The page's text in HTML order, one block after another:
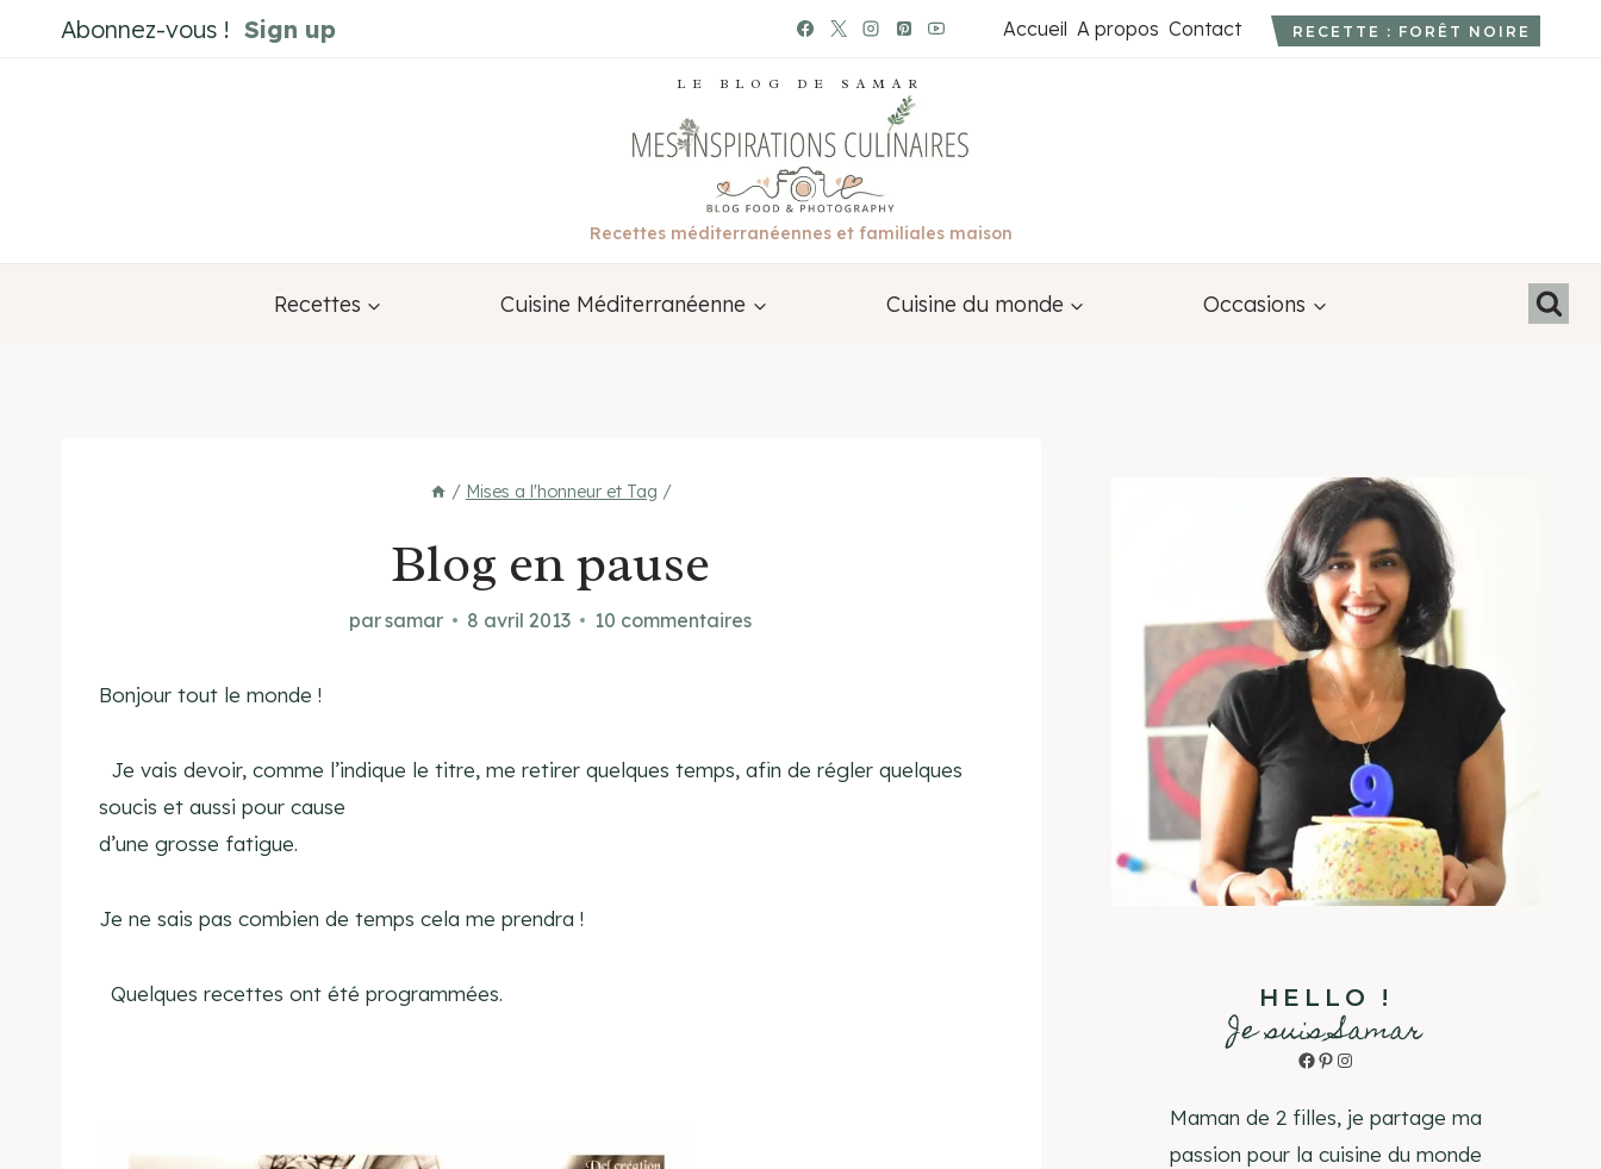
au
Abonnez-vous ! Sign up Accueil A propos Contact RECETTE : FORÊT NOIRE
LE BLOG DE SAMAR
Recettes méditerranéennes et familiales maison
Recettes Cuisine Méditerranéenne Cuisine du monde Occasions
/ Mises a l'honneur et Tag /
Blog en pause
parsamar 8 avril 2013 10 commentaires
Bonjour tout le monde !
Je vais devoir, comme l’indique le titre, me retirer quelques temps, afin de régler quelques
soucis et aussi pour cause
d’une grosse fatigue.
Je ne sais pas combien de temps cela me prendra !
Quelques recettes ont été programmées. HELLO !
Je suis Samar
Facebook
Pinterest
Instagram
Maman de 2 filles, je partage ma
passion pour la cuisine du monde